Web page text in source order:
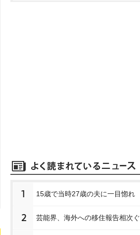
1 15歳で当時27歳の夫に一目惚れ
2 芸能界、海外への移住報告相次ぐ